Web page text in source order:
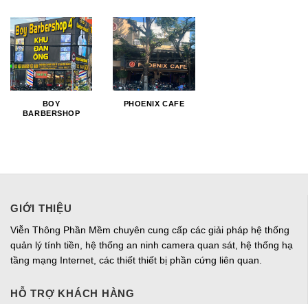
BOY
BARBERSHOP
PHOENIX CAFE
GIỚI THIỆU
Viễn Thông Phần Mềm chuyên cung cấp các giải pháp hệ thống
quản lý tính tiền, hệ thống an ninh camera quan sát, hệ thống hạ
tầng mạng Internet, các thiết thiết bị phần cứng liên quan.
HỖ TRỢ KHÁCH HÀNG